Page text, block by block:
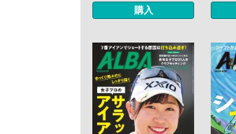
購入